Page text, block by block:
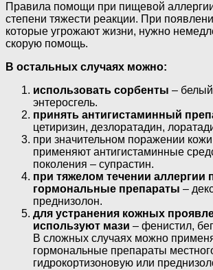
Правила помощи при пищевой
степени тяжести реакции. При
которые угрожают жизни, нужно
скорую помощь.
В остальных случаях можно:
использовать сорбенты – белый
энтеросгель.
принять антигистаминный
цетиризин, дезлоратадин,
при значительном поражении
применяют антигистаминные
поколения – супрастин.
при тяжелом течении аллергии
гормональные препараты –
преднизолон.
для устранения кожных
используют мази – фенистил,
В сложных случаях можно
гормональные препараты
гидрокортизоновую или